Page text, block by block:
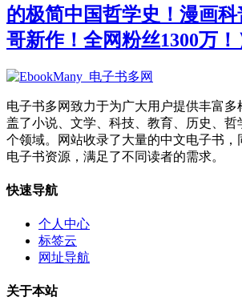
的极简中国哲学史！漫画
哥新作！全网粉丝1300万！
电子书多网致力于为广大用户提供丰富多
盖了小说、文学、科技、教育、历史、哲
个领域。网站收录了大量的中文电子书，
电子书资源，满足了不同读者的需求。
快速导航
个人中心
标签云
网址导航
关于本站